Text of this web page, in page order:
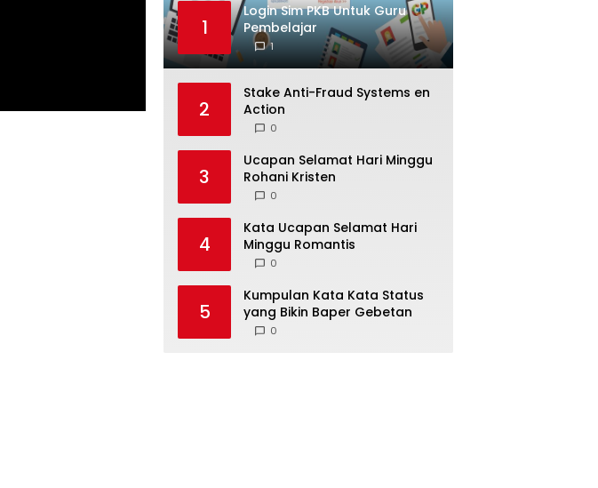
1
Login Sim PKB Untuk Guru
Pembelajar
1
2
Stake Anti-Fraud Systems en
Action
0
3
Ucapan Selamat Hari Minggu
Rohani Kristen
0
4
Kata Ucapan Selamat Hari
Minggu Romantis
0
5
Kumpulan Kata Kata Status
yang Bikin Baper Gebetan
0